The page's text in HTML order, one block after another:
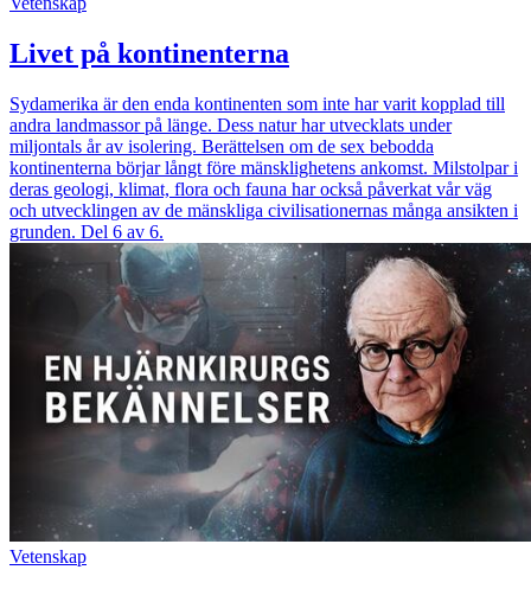
Livet på kontinenterna
Sydamerika är den enda kontinenten som inte har varit kopplad till
andra landmassor på länge. Dess natur har utvecklats under
miljontals år av isolering. Berättelsen om de sex bebodda
kontinenterna börjar långt före mänsklighetens ankomst. Milstolpar i
deras geologi, klimat, flora och fauna har också påverkat vår väg
och utvecklingen av de mänskliga civilisationernas många ansikten i
grunden. Del 6 av 6.
Vetenskap